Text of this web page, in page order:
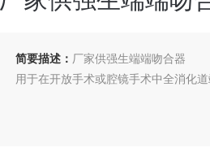
简要描述： 厂家供强生端端吻合器
用于在开放手术或腔镜手术中全消化